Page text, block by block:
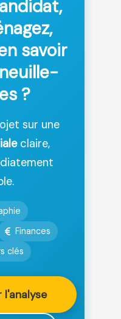
savoir
?
sur une
claire,
Finances
clés
l'analyse